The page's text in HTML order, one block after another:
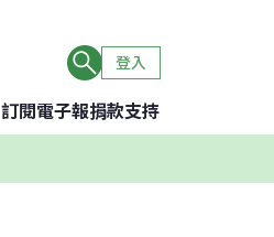
登入
訂閱電子報捐款支持